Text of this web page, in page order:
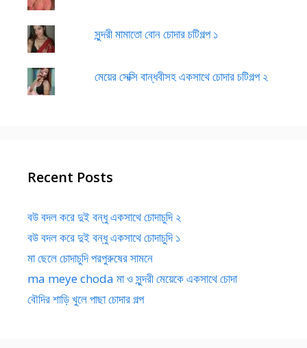
সুন্দরী মামাতো বোন চোদার চটিগল্প ১
মেয়ের সেক্সি বান্ধবীসহ একসাথে চোদার চটিগল্প ২
Recent Posts
বউ বদল করে দুই বন্ধু একসাথে চোদাচুদি ২
বউ বদল করে দুই বন্ধু একসাথে চোদাচুদি ১
মা ছেলে চোদাচুদি পরপুরুষের সামনে
ma meye choda মা ও সুন্দরী মেয়েকে একসাথে চোদা
বৌদির শাড়ি খুলে পাছা চোদার গল্প